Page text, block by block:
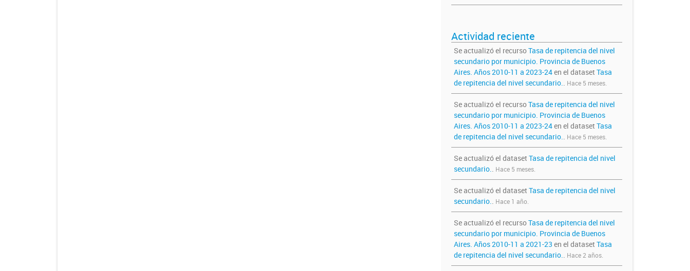
Actividad reciente
Se actualizó el recursoTasa de repitencia del nivel
secundario por municipio. Provincia de Buenos
Aires. Años 2010-11 a 2023-24en el dataset Tasa
de repitencia del nivel secundario.. Hace 5 meses.
Se actualizó el recursoTasa de repitencia del nivel
secundario por municipio. Provincia de Buenos
Aires. Años 2010-11 a 2023-24en el dataset Tasa
de repitencia del nivel secundario.. Hace 5 meses.
Se actualizó el dataset Tasa de repitencia del nivel
secundario.. Hace 5 meses.
Se actualizó el dataset Tasa de repitencia del nivel
secundario.. Hace 1 año.
Se actualizó el recursoTasa de repitencia del nivel
secundario por municipio. Provincia de Buenos
Aires. Años 2010-11 a 2021-23 en el dataset Tasa
de repitencia del nivel secundario.. Hace 2 años.